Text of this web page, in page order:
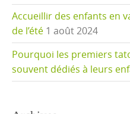
Accueillir des enfants en
de l’été 1 août 2024
Pourquoi les premiers
souvent dédiés à leurs